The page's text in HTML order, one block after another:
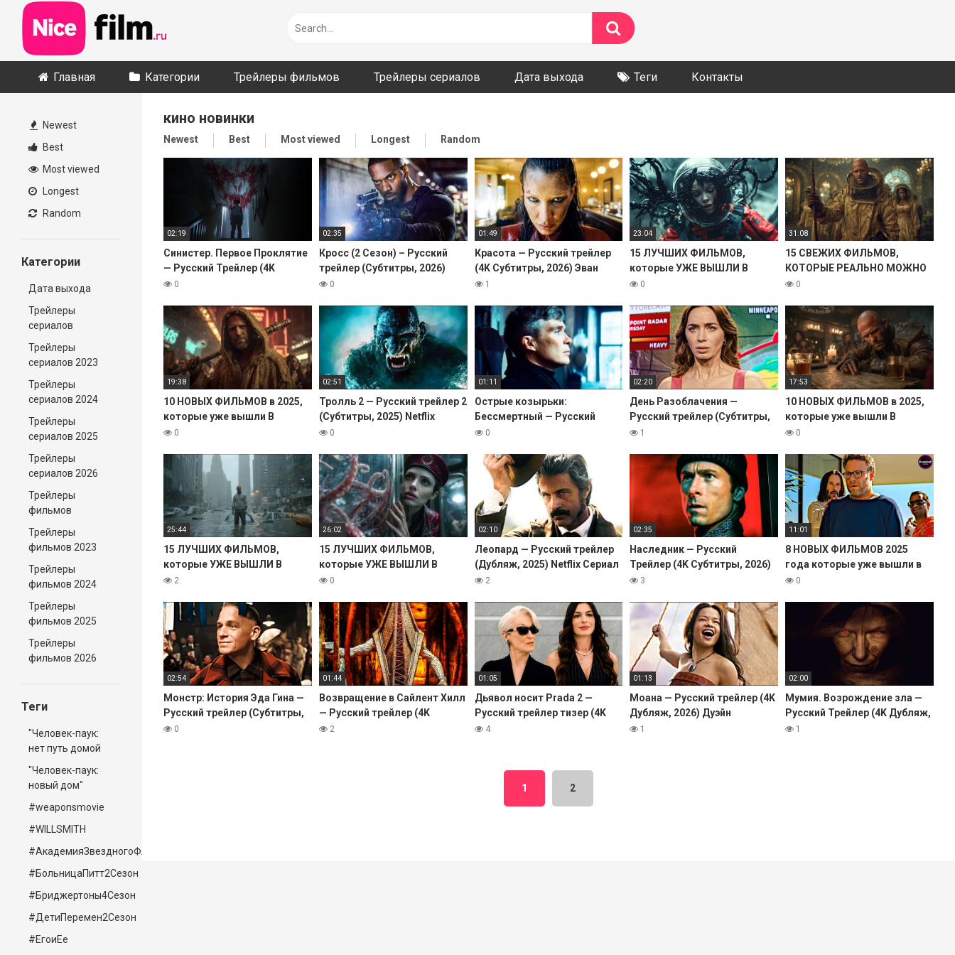
content
Главная Категории Трейлеры фильмов Трейлеры сериалов Дата выхода Теги Контакты
Newest
Best
Most viewed
Longest
Random
Категории
Дата выхода
Трейлеры
сериалов
Трейлеры
сериалов 2023
Трейлеры
сериалов 2024
Трейлеры
сериалов 2025
Трейлеры
сериалов 2026
Трейлеры
фильмов
Трейлеры
фильмов 2023
Трейлеры
фильмов 2024
Трейлеры
фильмов 2025
Трейлеры
фильмов 2026
Теги
"Человек-паук:
нет путь домой
"Человек-паук:
новый дом"
#weaponsmovie
#WILLSMITH
#АкадемияЗвездногоФлота
#БольницаПитт2Сезон
#Бриджертоны4Сезон
#ДетиПеремен2Сезон
#ЕгоиЕе
кино новинки
Newest Best Most viewed Longest Random
02:19
Синистер. Первое Проклятие
— Русский Трейлер (4K
Дубляж, 2026)
0
02:35
Кросс (2 Сезон) – Русский
трейлер (Субтитры, 2026)
Алекс Кросс, Amazon Сериал
0
01:49
Красота — Русский трейлер
(4K Субтитры, 2026) Эван
Питерс
1
23:04
15 ЛУЧШИХ ФИЛЬМОВ,
которые УЖЕ ВЫШЛИ В
ХОРОШЕМ КАЧЕСТВЕ. 2025
0
31:08
15 СВЕЖИХ ФИЛЬМОВ,
КОТОРЫЕ РЕАЛЬНО МОЖНО
ПОСМОТРЕТЬ! 2025
0
19:38
10 НОВЫХ ФИЛЬМОВ в 2025,
которые уже вышли В
ХОРОШЕМ КАЧЕСТВЕ!
0
02:51
Тролль 2 — Русский трейлер 2
(Субтитры, 2025) Netflix
Фильм HD
0
01:11
Острые козырьки:
Бессмертный — Русский
трейлер тизер (4K Субтитры,
0
02:20
День Разоблачения —
Русский трейлер (Субтитры,
2026) Эмили Блант
1
17:53
10 НОВЫХ ФИЛЬМОВ в 2025,
которые уже вышли В
ХОРОШЕМ КАЧЕСТВЕ!
0
25:44
15 ЛУЧШИХ ФИЛЬМОВ,
которые УЖЕ ВЫШЛИ В
ХОРОШЕМ КАЧЕСТВЕ. 2025
2
26:02
15 ЛУЧШИХ ФИЛЬМОВ,
которые УЖЕ ВЫШЛИ В
ХОРОШЕМ КАЧЕСТВЕ. 2025
0
02:10
Леопард — Русский трейлер
(Дубляж, 2025) Netflix Сериал
HD
2
02:35
Наследник — Русский
Трейлер (4K Субтитры, 2026)
Глен Пауэлл
3
11:01
8 НОВЫХ ФИЛЬМОВ 2025
года которые уже вышли в
хорошем качестве
0
02:54
Монстр: История Эда Гина —
Русский трейлер (Субтитры,
2025)
0
01:44
Возвращение в Сайлент Хилл
— Русский трейлер (4K
Субтитры, 2026) Кристоф Ган
2
01:05
Дьявол носит Prada 2 —
Русский трейлер тизер (4K
Дубляж, 2026) Энн Хэтэуэй
4
01:13
Моана — Русский трейлер (4K
Дубляж, 2026) Дуэйн
Джонсон
1
02:00
Мумия. Возрождение зла —
Русский Трейлер (4K Дубляж,
2026)
1
1 2